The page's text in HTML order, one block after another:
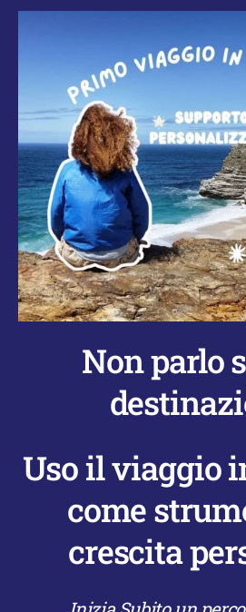
Non parlo
Uso il viaggio
come
crescita